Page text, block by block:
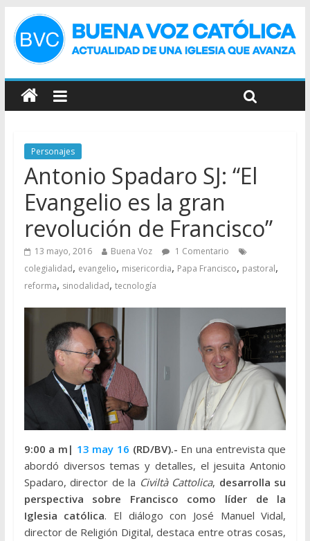
Personajes
Antonio Spadaro SJ: “El
Evangelio es la gran
revolución de Francisco”
13 mayo, 2016 Buena Voz
1 Comentario
colegialidad, evangelio, misericordia, Papa Francisco, pastoral,
reforma, sinodalidad, tecnología
9:00 a m| 13 may 16 (RD/BV).- En una entrevista que
abordó diversos temas y detalles, el jesuita Antonio
Spadaro, director de la Civiltà Cattolica, desarrolla su
perspectiva sobre Francisco como líder de la
Iglesia católica. El diálogo con José Manuel Vidal,
director de Religión Digital, destaca entre otras cosas,